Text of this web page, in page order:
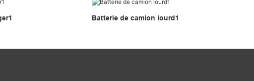
Batterie de camion lourd1